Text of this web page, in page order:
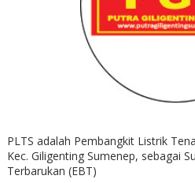
PLTS adalah Pembangkit Listrik
Kec. Giligenting Sumenep, sebagai
Terbarukan (EBT)